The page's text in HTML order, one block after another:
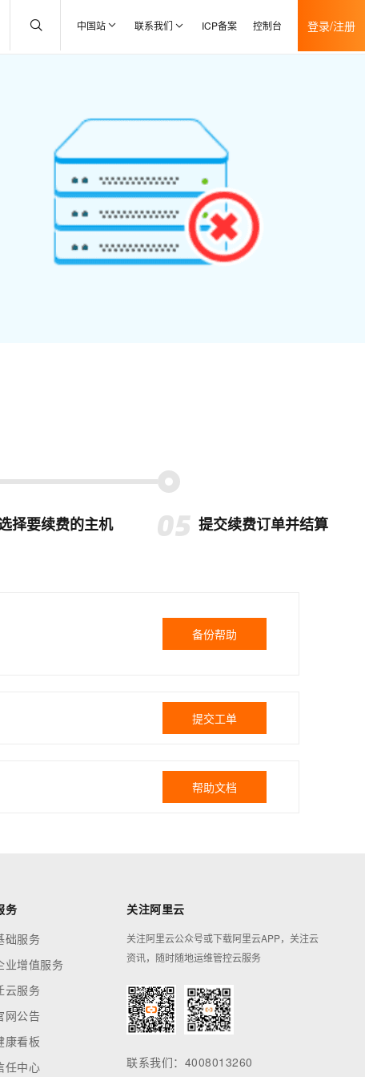
中国站 联系我们 ICP备案 控制台 登录/注册
择要续费的主机 提交续费订单并结算
备份帮助
提交工单
帮助文档